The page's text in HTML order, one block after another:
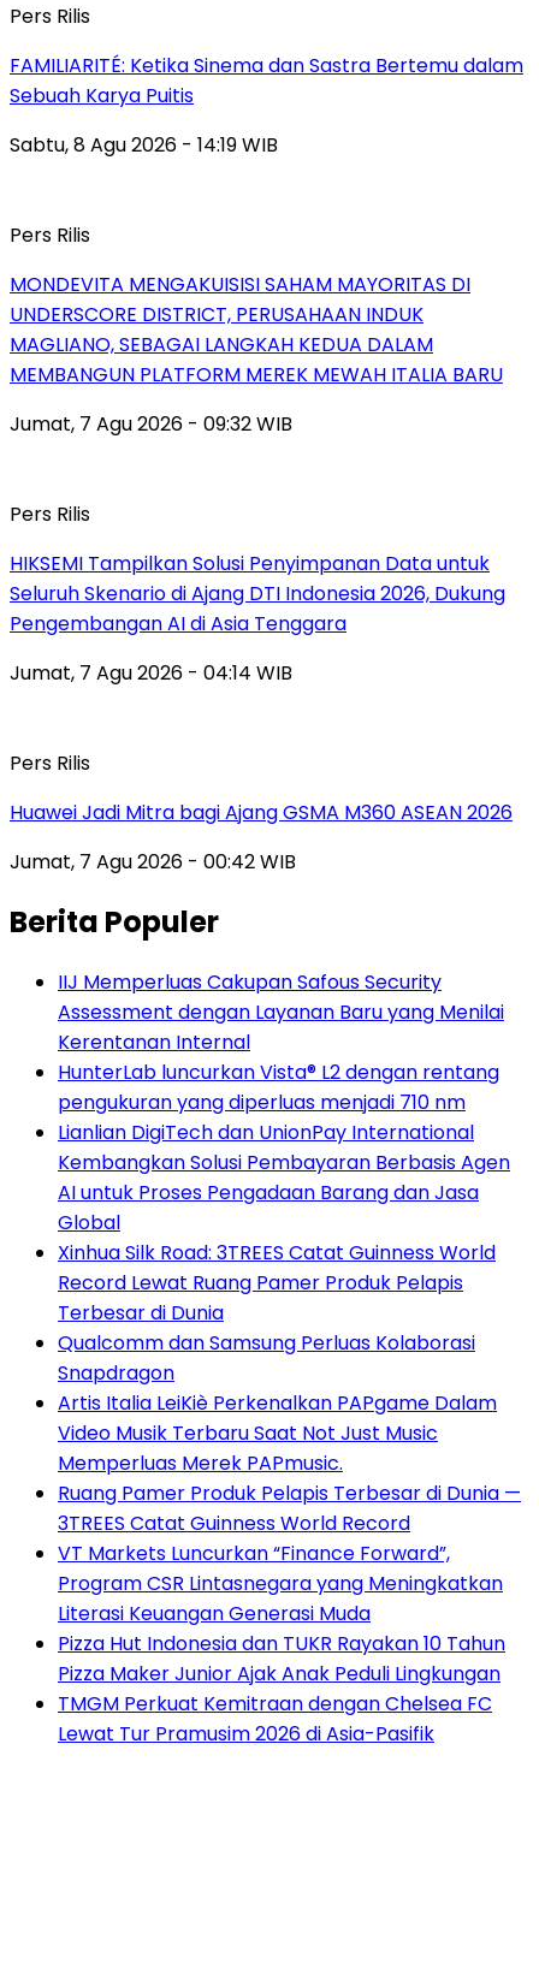
Pers Rilis
FAMILIARITÉ: Ketika Sinema dan Sastra Bertemu dalam
Sebuah Karya Puitis
Sabtu, 8 Agu 2026 - 14:19 WIB
Pers Rilis
MONDEVITA MENGAKUISISI SAHAM MAYORITAS DI
UNDERSCORE DISTRICT, PERUSAHAAN INDUK
MAGLIANO, SEBAGAI LANGKAH KEDUA DALAM
MEMBANGUN PLATFORM MEREK MEWAH ITALIA BARU
Jumat, 7 Agu 2026 - 09:32 WIB
Pers Rilis
HIKSEMI Tampilkan Solusi Penyimpanan Data untuk
Seluruh Skenario di Ajang DTI Indonesia 2026, Dukung
Pengembangan AI di Asia Tenggara
Jumat, 7 Agu 2026 - 04:14 WIB
Pers Rilis
Huawei Jadi Mitra bagi Ajang GSMA M360 ASEAN 2026
Jumat, 7 Agu 2026 - 00:42 WIB
Berita Populer
IIJ Memperluas Cakupan Safous Security
Assessment dengan Layanan Baru yang Menilai
Kerentanan Internal
HunterLab luncurkan Vista® L2 dengan rentang
pengukuran yang diperluas menjadi 710 nm
Lianlian DigiTech dan UnionPay International
Kembangkan Solusi Pembayaran Berbasis Agen
AI untuk Proses Pengadaan Barang dan Jasa
Global
Xinhua Silk Road: 3TREES Catat Guinness World
Record Lewat Ruang Pamer Produk Pelapis
Terbesar di Dunia
Qualcomm dan Samsung Perluas Kolaborasi
Snapdragon
Artis Italia LeiKiè Perkenalkan PAPgame Dalam
Video Musik Terbaru Saat Not Just Music
Memperluas Merek PAPmusic.
Ruang Pamer Produk Pelapis Terbesar di Dunia —
3TREES Catat Guinness World Record
VT Markets Luncurkan “Finance Forward”,
Program CSR Lintasnegara yang Meningkatkan
Literasi Keuangan Generasi Muda
Pizza Hut Indonesia dan TUKR Rayakan 10 Tahun
Pizza Maker Junior Ajak Anak Peduli Lingkungan
TMGM Perkuat Kemitraan dengan Chelsea FC
Lewat Tur Pramusim 2026 di Asia-Pasifik